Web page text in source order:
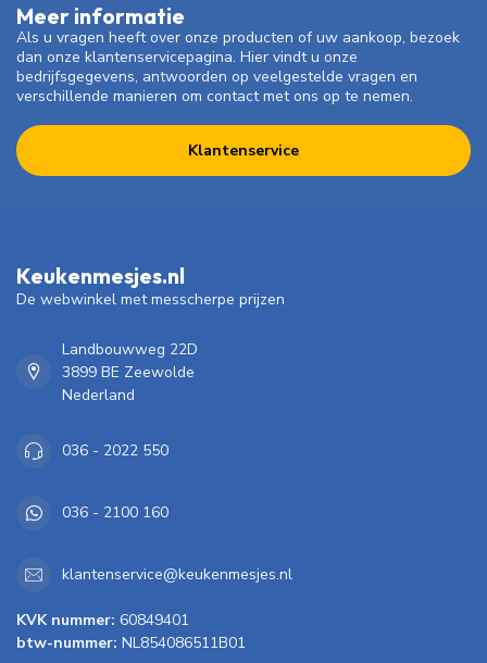
Meer informatie
Als u vragen heeft over onze producten of uw aankoop, bezoek
dan onze klantenservicepagina. Hier vindt u onze
bedrijfsgegevens, antwoorden op veelgestelde vragen en
verschillende manieren om contact met ons op te nemen.
Klantenservice
Keukenmesjes.nl
De webwinkel met messcherpe prijzen
Landbouwweg 22D
3899 BE Zeewolde
Nederland
036 - 2022 550
036 - 2100 160
klantenservice@keukenmesjes.nl
KVK nummer: 60849401
btw-nummer: NL854086511B01